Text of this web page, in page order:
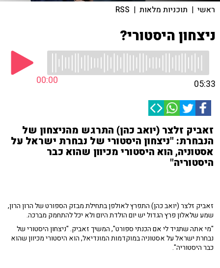
ראשי | תוכניות מלאות |
RSS
ניצחון היסטורי?
00:00 05:33
זאביק זלצר (יואב כהן) התרגש מהניצחון של
הנבחרת: "ניצחון היסטורי של נבחרת ישראל על
אסטוניה, הוא היסטורי מכיוון שהוא כבר
היסטוריה"
זאביק זלצר (יואב כהן) התפרץ לאולפן בתחילת מבזק הספורט של הרון הרון,
שמע שלאלון פרץ הגדול יש יום הולדת היום ולא יכל להתחמק מברכה.
"מי אתה שתגיד לי אם הכנתי ספורט", המשיך זאביק. "ניצחון היסטורי של
נבחרת ישראל על אסטוניה במוקדמות המונדיאל, הוא היסטורי מכיוון שהוא
כבר היסטוריה".